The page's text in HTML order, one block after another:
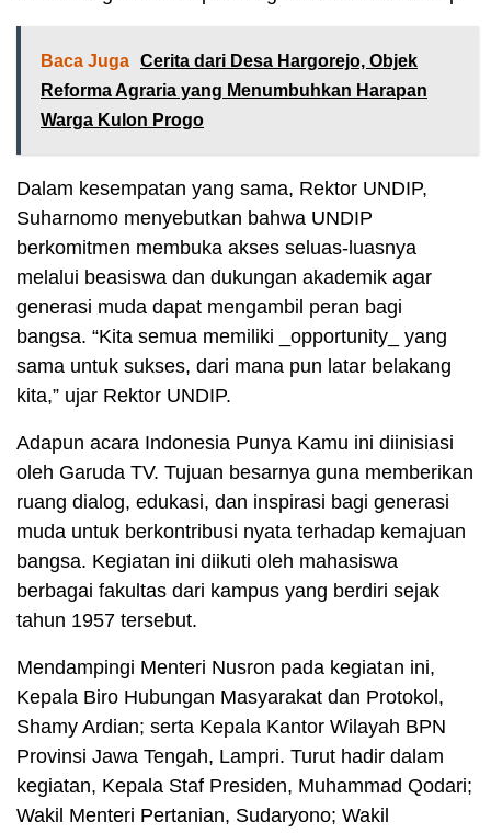
Baca Juga Cerita dari Desa Hargorejo, Objek
Reforma Agraria yang Menumbuhkan Harapan
Warga Kulon Progo
Dalam kesempatan yang sama, Rektor UNDIP,
Suharnomo menyebutkan bahwa UNDIP
berkomitmen membuka akses seluas-luasnya
melalui beasiswa dan dukungan akademik agar
generasi muda dapat mengambil peran bagi
bangsa. “Kita semua memiliki _opportunity_ yang
sama untuk sukses, dari mana pun latar belakang
kita,” ujar Rektor UNDIP.
Adapun acara Indonesia Punya Kamu ini diinisiasi
oleh Garuda TV. Tujuan besarnya guna memberikan
ruang dialog, edukasi, dan inspirasi bagi generasi
muda untuk berkontribusi nyata terhadap kemajuan
bangsa. Kegiatan ini diikuti oleh mahasiswa
berbagai fakultas dari kampus yang berdiri sejak
tahun 1957 tersebut.
Mendampingi Menteri Nusron pada kegiatan ini,
Kepala Biro Hubungan Masyarakat dan Protokol,
Shamy Ardian; serta Kepala Kantor Wilayah BPN
Provinsi Jawa Tengah, Lampri. Turut hadir dalam
kegiatan, Kepala Staf Presiden, Muhammad Qodari;
Wakil Menteri Pertanian, Sudaryono; Wakil